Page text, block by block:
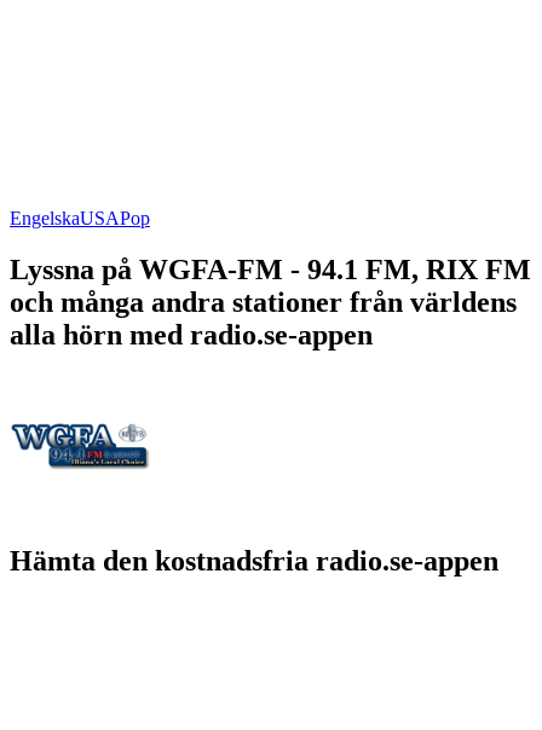
EngelskaUSAPop
Lyssna på WGFA-FM - 94.1 FM, RIX FM
och många andra stationer från världens
alla hörn med radio.se-appen
Hämta den kostnadsfria radio.se-appen